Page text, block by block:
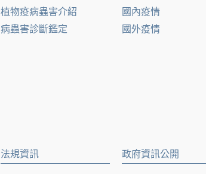
植物疫病蟲害介紹
病蟲害診斷鑑定
國內疫情
國外疫情
法規資訊 政府資訊公開